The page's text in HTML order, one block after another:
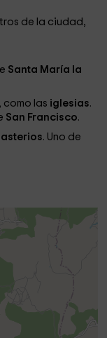
de la ciudad,
Santa María la
como las iglesias.
San Francisco.
. Uno de